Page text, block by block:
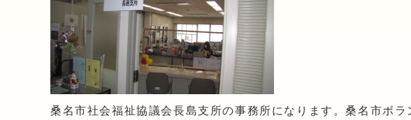
桑名市社会福祉協議会長島支所の事務所になります。桑名市ボ